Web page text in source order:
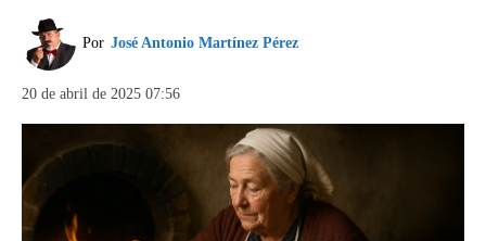
Por José Antonio Martínez Pérez
20 de abril de 2025 07:56